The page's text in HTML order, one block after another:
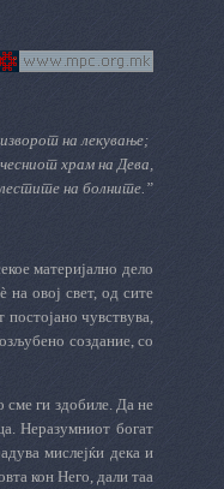
на лекување;
храм на Дева,
на болните.”
материјално дело
è на овој свет, од сите
чувствува,
создание, со
сме ги здобиле. Да не
Неразумниот богат
мислејќи дека и
кон Него, дали таа